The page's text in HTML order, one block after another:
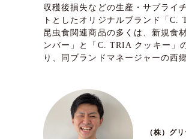
収穫後損失などの生産・サプライ
トとしたオリジナルブランド「C.
昆虫食関連商品の多くは、新規食
ンバー」と「C. TRIA クッキー」
り、同ブランドマネージャーの西
（株）グ